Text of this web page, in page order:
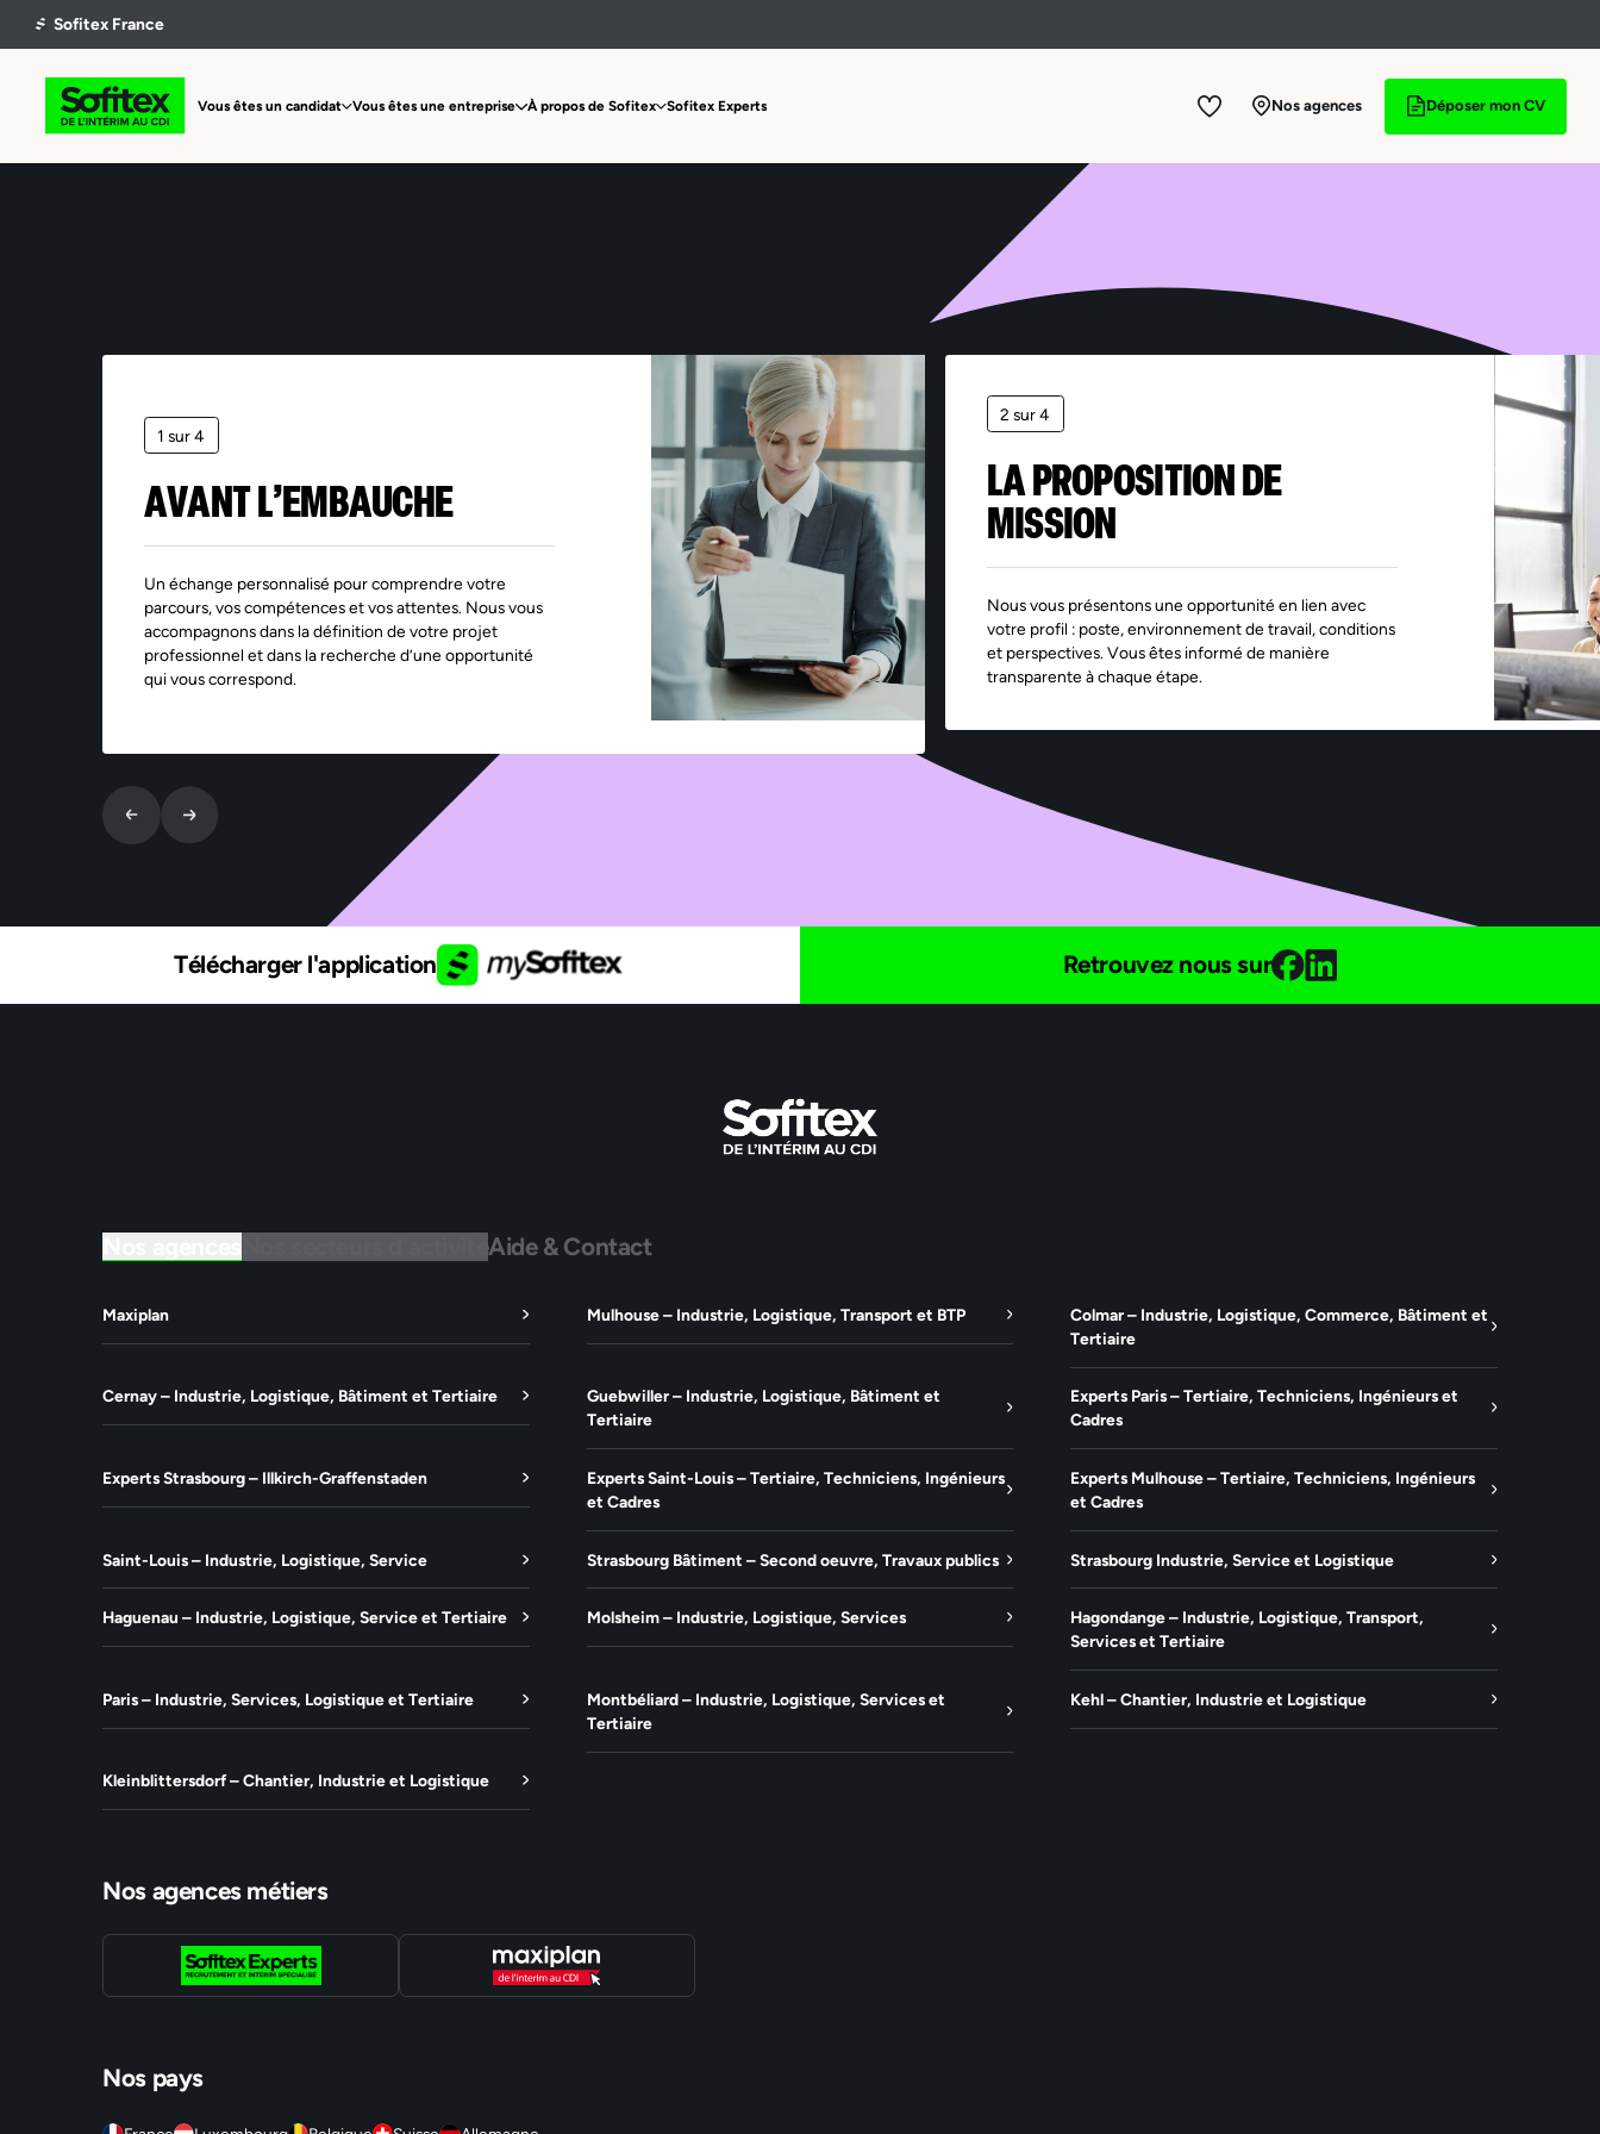
Vous êtes un candidat Vous êtes une entreprise À propos de Sofitex Sofitex Experts Nos agences Déposer mon CV
Offre non trouvée
1 sur 4
AVANT L’EMBAUCHE
Un échange personnalisé pour comprendre votre
parcours, vos compétences et vos attentes. Nous vous
accompagnons dans la définition de votre projet
professionnel et dans la recherche d’une opportunité
qui vous correspond.
2 sur 4
LA PROPOSITION DE
MISSION
Nous vous présentons une opportunité en lien avec
votre profil : poste, environnement de travail, conditions
et perspectives. Vous êtes informé de manière
transparente à chaque étape.
Télécharger l'application Retrouvez nous sur
Nos secteurs d'activitéAide & Contact
Maxiplan Mulhouse – Industrie, Logistique, Transport et BTP
Colmar – Industrie, Logistique, Commerce, Bâtiment et
Tertiaire
Cernay – Industrie, Logistique, Bâtiment et Tertiaire
Guebwiller – Industrie, Logistique, Bâtiment et
Tertiaire
Experts Paris – Tertiaire, Techniciens, Ingénieurs et
Cadres
Experts Strasbourg – Illkirch-Graffenstaden
Experts Saint-Louis – Tertiaire, Techniciens, Ingénieurs
et Cadres
Experts Mulhouse – Tertiaire, Techniciens, Ingénieurs
et Cadres
Saint-Louis – Industrie, Logistique, Service Strasbourg Bâtiment – Second oeuvre, Travaux publics Strasbourg Industrie, Service et Logistique
Haguenau – Industrie, Logistique, Service et Tertiaire Molsheim – Industrie, Logistique, Services
Hagondange – Industrie, Logistique, Transport,
Services et Tertiaire
Paris – Industrie, Services, Logistique et Tertiaire
Montbéliard – Industrie, Logistique, Services et
Tertiaire
Kehl – Chantier, Industrie et Logistique
Kleinblittersdorf – Chantier, Industrie et Logistique
Nos agences métiers
Nos pays